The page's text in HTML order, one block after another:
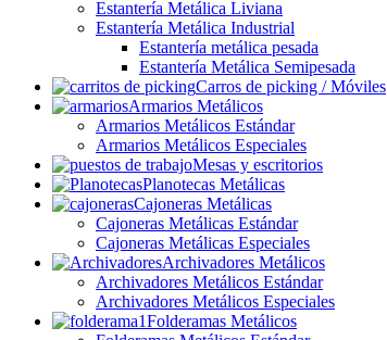
Estantería Metálica Liviana
Estantería Metálica Industrial
Estantería metálica pesada
Estantería Metálica Semipesada
Carros de picking / Móviles
Armarios Metálicos
Armarios Metálicos Estándar
Armarios Metálicos Especiales
Mesas y escritorios
Planotecas Metálicas
Cajoneras Metálicas
Cajoneras Metálicas Estándar
Cajoneras Metálicas Especiales
Archivadores Metálicos
Archivadores Metálicos Estándar
Archivadores Metálicos Especiales
Folderamas Metálicos